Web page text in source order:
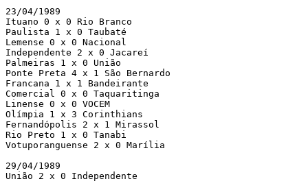
23/04/1989
Ituano 0 x 0 Rio Branco
Paulista 1 x 0 Taubaté
Lemense 0 x 0 Nacional
Independente 2 x 0 Jacareí
Palmeiras 1 x 0 União
Ponte Preta 4 x 1 São Bernardo
Francana 1 x 1 Bandeirante
Comercial 0 x 0 Taquaritinga
Linense 0 x 0 VOCEM
Olímpia 1 x 3 Corinthians
Fernandópolis 2 x 1 Mirassol
Rio Preto 1 x 0 Tanabi
Votuporanguense 2 x 0 Marília
29/04/1989
União 2 x 0 Independente